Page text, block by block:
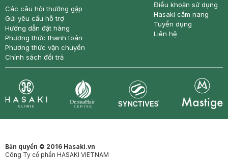
Các câu hỏi thường gặp
Gửi yêu cầu hỗ trợ
Hướng dẫn đặt hàng
Phương thức thanh toán
Phương thức vận chuyển
Chính sách đổi trả
Điều khoản sử dụng
Hasaki cẩm nang
Tuyển dụng
Liên hệ
Bản quyền © 2016 Hasaki.vn
Công Ty cổ phần HASAKI VIETNAM